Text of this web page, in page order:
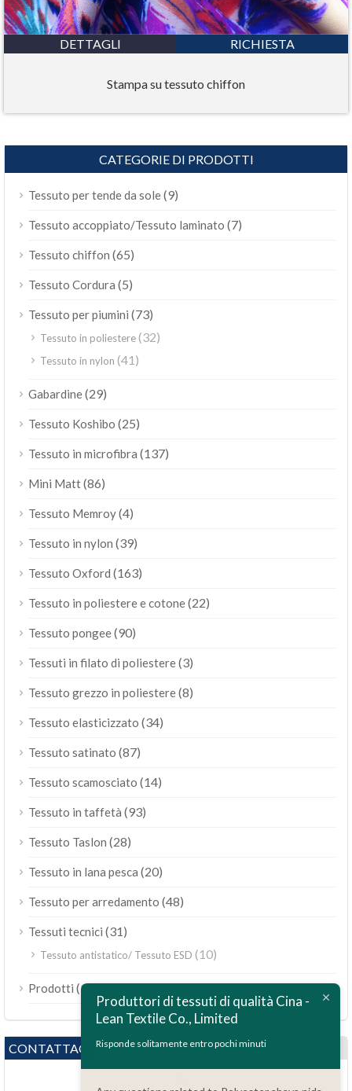
DETTAGLI RICHIESTA
Stampa su tessuto chiffon
CATEGORIE DI PRODOTTI
Tessuto per tende da sole(9)
Tessuto accoppiato/Tessuto laminato (7)
Tessuto chiffon (65)
Tessuto Cordura (5)
Tessuto per piumini (73)
Tessuto in poliestere(32)
Tessuto in nylon (41)
Gabardine(29)
Tessuto Koshibo (25)
Tessuto in microfibra (137)
Mini Matt(86)
Tessuto Memroy(4)
Tessuto in nylon (39)
Tessuto Oxford (163)
Tessuto in poliestere e cotone(22)
Tessuto pongee(90)
Tessuti in filato di poliestere(3)
Tessuto grezzo in poliestere(8)
Tessuto elasticizzato (34)
Tessuto satinato (87)
Tessuto scamosciato (14)
Tessuto in taffetà (93)
Tessuto Taslon (28)
Tessuto in lana pesca (20)
Tessuto per arredamento (48)
Tessuti tecnici (31)
Tessuto antistatico/ Tessuto ESD (10)
Prodotti (189)
CONTATTACI
Produttori di tessuti di qualità Cina -
Lean Textile Co., Limited
Risponde solitamente entro pochi minuti
العربية
Bahasa Indonesia
Polski
Bahasa Melayu